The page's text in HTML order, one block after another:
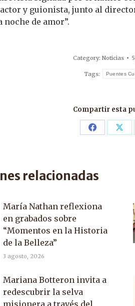
y guionista, junto al
de amor”.
Category: Noticias
Tags: Puentes
Compartir esta
Share
relacionadas
María Nathan reflexiona
en grabados sobre
“Momentos en la Historia
de la Belleza”
3 agosto, 2026
Mariana Botteron invita a
redescubrir la selva
misionera a través del